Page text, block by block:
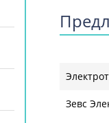
Зевс